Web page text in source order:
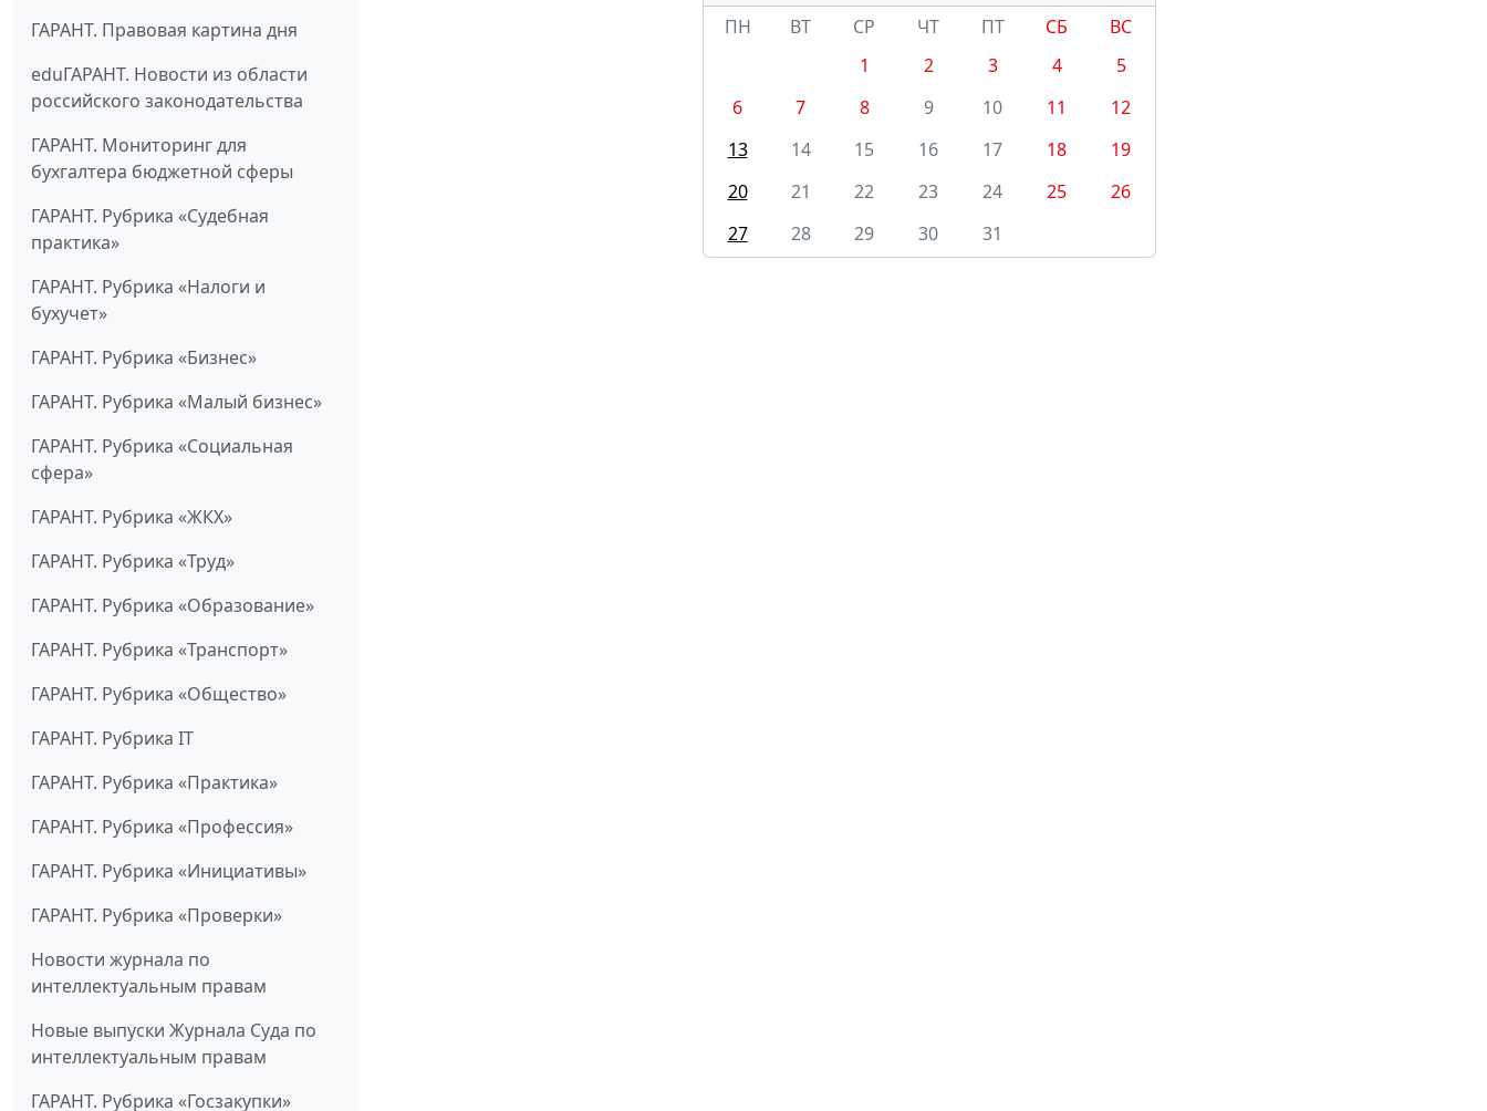
ГАРАНТ. Правовая картина дня
eduГАРАНТ. Новости из области
российского законодательства
ГАРАНТ. Мониторинг для
бухгалтера бюджетной сферы
ГАРАНТ. Рубрика «Судебная
практика»
ГАРАНТ. Рубрика «Налоги и
бухучет»
ГАРАНТ. Рубрика «Бизнес»
ГАРАНТ. Рубрика «Малый бизнес»
ГАРАНТ. Рубрика «Социальная
сфера»
ГАРАНТ. Рубрика «ЖКХ»
ГАРАНТ. Рубрика «Труд»
ГАРАНТ. Рубрика «Образование»
ГАРАНТ. Рубрика «Транспорт»
ГАРАНТ. Рубрика «Общество»
ГАРАНТ. Рубрика IT
ГАРАНТ. Рубрика «Практика»
ГАРАНТ. Рубрика «Профессия»
ГАРАНТ. Рубрика «Инициативы»
ГАРАНТ. Рубрика «Проверки»
Новости журнала по
интеллектуальным правам
Новые выпуски Журнала Суда по
интеллектуальным правам
ГАРАНТ. Рубрика «Госзакупки»
ПН
ВТ СР ЧТ ПТ СБ
ВС
1
2 3 4
5
6
7 8 9 10 11
12
13
14 15 16 17 18
19
20
21 22 23 24 25
26
27
28 29 30 31